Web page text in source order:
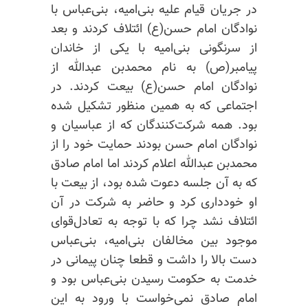
در جریان قیام علیه بنی‌امیه، بنی‌عباس با
نوادگان امام حسن(ع) ائتلاف کردند و بعد
از سرنگونی بنی‌امیه با یکی از خاندان
پیامبر(ص) به ناممحمدبن عبدالله از
نوادگان امام حسن(ع) بیعت کردند. در
اجتماعی که به همین منظور تشکیل شده
بود. همه شرکت‌کنندگان که از عباسیان و
نوادگان امام حسن بودند حمایت خود را از
محمدبن عبدالله اعلام کردند اما امام صادق
که به آن جلسه دعوت شده بود، از بیعت با
او خودداری کرد و حاضر به شرکت در آن
ائتلاف نشد چرا که با توجه به تعادل‌قوای
موجود بین مخالفان بنی‌امیه، بنی‌عباس
دست بالا را داشت و قطعا چنان پیمانی در
خدمت به حکومت رسیدن بنی‌عباس بود و
امام صادق نمی‌خواست با ورود به این